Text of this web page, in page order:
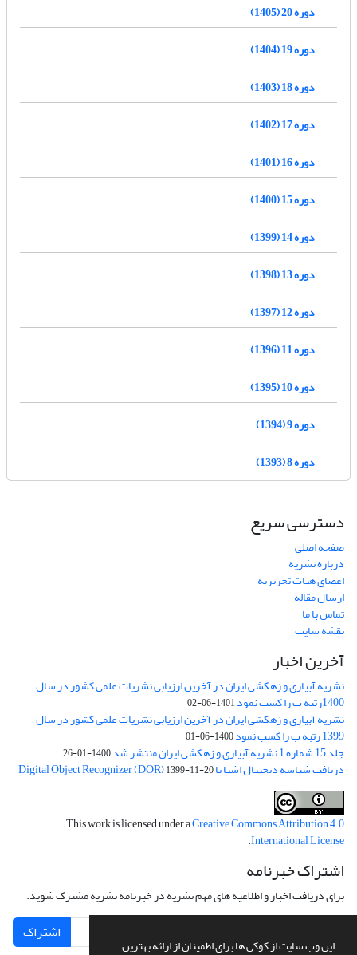
این وب سایت از کوکی ها برای اطمینان از ارائه بهترین
دوره 20 (1405)
دوره 19 (1404)
دوره 18 (1403)
دوره 17 (1402)
دوره 16 (1401)
دوره 15 (1400)
دوره 14 (1399)
دوره 13 (1398)
دوره 12 (1397)
دوره 11 (1396)
دوره 10 (1395)
دوره 9 (1394)
دوره 8 (1393)
دسترسی سریع
صفحه اصلی
درباره نشریه
اعضای هیات تحریریه
ارسال مقاله
تماس با ما
نقشه سایت
آخرین اخبار
نشریه آبیاری و زهکشی ایران در آخرین ارزیابی نشریات علمی کشور در سال
1400رتبه ب را کسب نمود 1401-06-02
نشریه آبیاری و زهکشی ایران در آخرین ارزیابی نشریات علمی کشور در سال
1399 رتبه ب را کسب نمود 1400-06-01
جلد 15 شماره 1 نشریه آبیاری و زهکشی ایران منتشر شد 1400-01-26
دریافت شناسه دیجیتال اشیا یا Digital Object Recognizer (DOR)1399-11-20
This work is licensed under aCreative Commons Attribution 4.0
International License
.
اشتراک خبرنامه
برای دریافت اخبار و اطلاعیه های مهم نشریه در خبرنامه نشریه مشترک شوید.
اشتراک